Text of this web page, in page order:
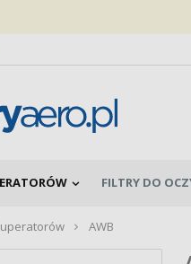
FILTRY DO
AWB